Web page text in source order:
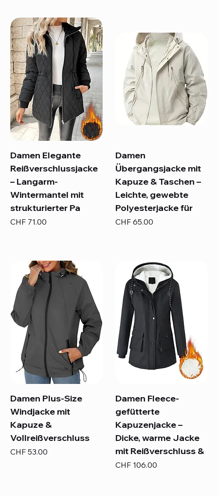
Damen Elegante
Reißverschlussjacke
– Langarm-
Wintermantel mit
strukturierter Pa
Preis
CHF 71.00
Damen
Übergangsjacke mit
Kapuze & Taschen –
Leichte, gewebte
Polyesterjacke für
Preis
CHF 65.00
Damen Plus-Size
Windjacke mit
Kapuze &
Vollreißverschluss
Preis
CHF 53.00
Damen Fleece-
gefütterte
Kapuzenjacke –
Dicke, warme Jacke
mit Reißverschluss &
Preis
CHF 106.00